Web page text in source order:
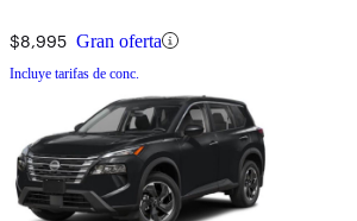
$8,995 Gran oferta
Incluye tarifas de conc.